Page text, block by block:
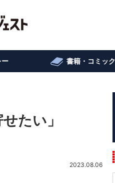
ー 書籍・コミック
たい」
2023.08.06